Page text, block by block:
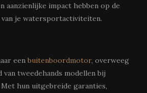
aanzienlijke impact hebben op de
je watersportactiviteiten.
een buitenboordmotor, overweeg
van tweedehands modellen bij
hun uitgebreide garanties,